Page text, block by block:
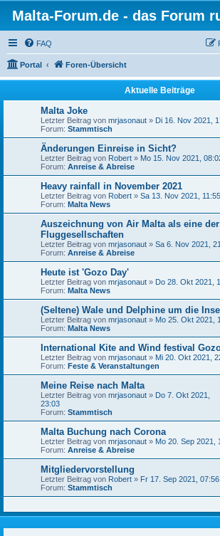
Malta-Forum.de - das Forum
FAQ
Portal Foren-Übersicht
Aktuelle Beiträge
Malta Joke
Letzter Beitrag von mrjasonaut » Di 16. Nov 2021,
Forum: Stammtisch
Änderungen Einreise in Sicht?
Letzter Beitrag von Robert » Mo 15. Nov 2021,
Forum: Anreise & Abreise
Heavy rainfall in November 2021
Letzter Beitrag von Robert » Sa 13. Nov 2021, 11:55
Forum: Malta News
Auszeichnung von Air Malta als eine
Fluggesellschaften
Letzter Beitrag von mrjasonaut » Sa 6. Nov 2021,
Forum: Anreise & Abreise
Heute ist 'Gozo Day'
Letzter Beitrag von mrjasonaut » Do 28. Okt 2021,
Forum: Malta News
(Seltene) Wale und Delphine um die
Letzter Beitrag von mrjasonaut » Mo 25. Okt 2021,
Forum: Malta News
International Kite and Wind festival
Letzter Beitrag von mrjasonaut » Mi 20. Okt 2021,
Forum: Feste & Veranstaltungen
Meine Reise nach Malta
Letzter Beitrag von mrjasonaut » Do 7. Okt 2021,
23:03
Forum: Stammtisch
Malta Buchung nach Corona
Letzter Beitrag von mrjasonaut » Mo 20. Sep 2021,
Forum: Anreise & Abreise
Mitgliedervorstellung
Letzter Beitrag von Robert » Fr 17. Sep 2021, 07:56
Forum: Stammtisch